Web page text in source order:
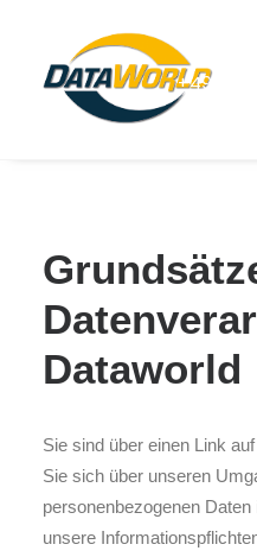
Dataworld
Sie sind über einen Link
Sie sich über unseren
personenbezogenen
unsere